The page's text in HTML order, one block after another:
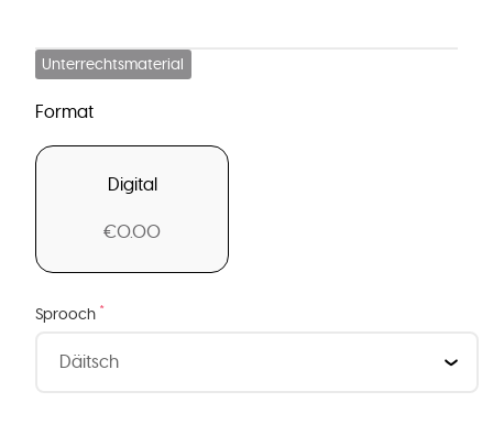
Unterrechtsmaterial
Format
Digital
€0.00
Sprooch *